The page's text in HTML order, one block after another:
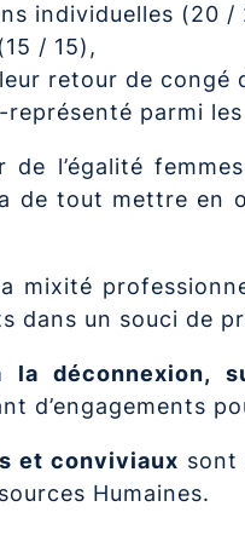
individuelles (20 /
/ 15),
retour de congé
parmi
l’égalité
de tout mettre
mixité
dans un souci de
déconnexion,
d’engagements
et conviviaux sont
Humaines.